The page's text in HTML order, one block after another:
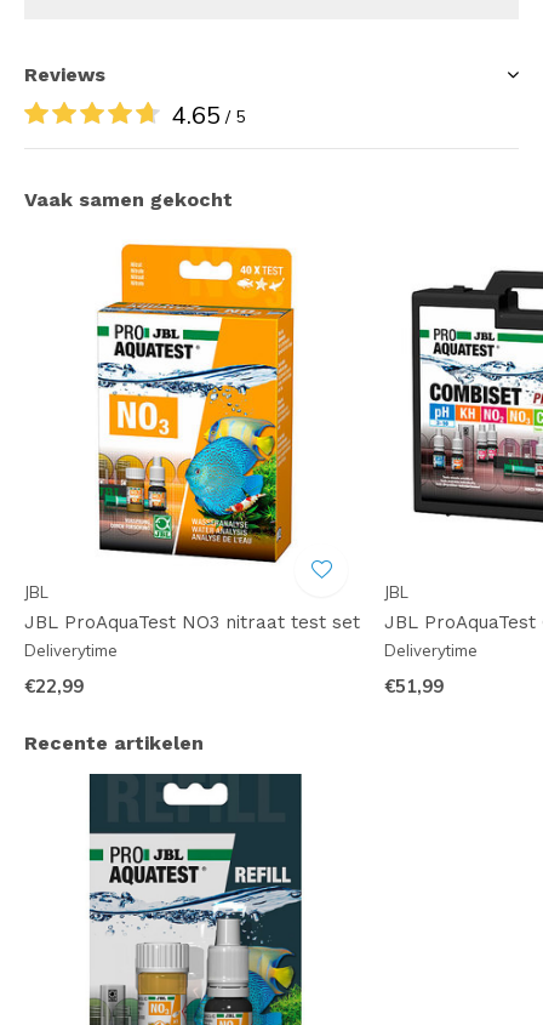
Reviews
4.65 / 5
Vaak samen gekocht
JBL
JBL ProAquaTest NO3 nitraat test set
Deliverytime
€22,99
JBL
JBL
Deliverytime
€51,99
Recente artikelen